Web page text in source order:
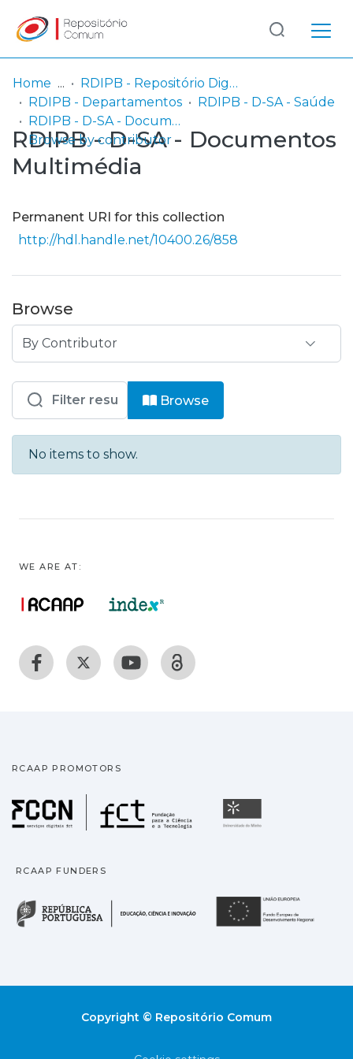
Communities
& Collections
Browse repository
Entities
Log
In
(current)
Home
RDIPB - Repositório Digital do Instituto Politécnico de Beja (passou a integrar o Serviço SARI em 06/2014)
RDIPB - Departamentos
RDIPB - D-SA - Saúde
RDIPB - D-SA - Documentos Multimédia
Browse by contributor
RDIPB - D-SA - Documentos
Multimédia
Permanent URI for this collection
http://hdl.handle.net/10400.26/858
Browse
Browsing RDIPB - D-SA -
Browse
No items to show.
WE ARE AT:
RCAAP PROMOTORS
Fundação para a
RCAAP FUNDERS
República Portuguesa
Copyright © Repositório Comum